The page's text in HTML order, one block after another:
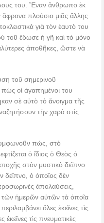
του. Ἕναν ἄνθρωπο ἐκ
ἄφρονα πλούσιο μιᾶς ἄλλης
γιὰ τὸν ἑαυτὸ του
τοῦ ἔδωσε ἡ γῆ καὶ τὸ μόνο
ἀποθῆκες, ὥστε νὰ
τοῦ σημερινοῦ
οἱ ἀγαπημένοι του
σὲ αὐτὸ τὸ ἄνοιγμα τῆς
τὴν χαρὰ στὶς
πώς, στὸ
ὁ ἴδιος ὁ Θεὸς ὁ
στὸν μυστικὸ δεῖπνο
δεῖπνο, ὁ ὁποῖος δὲν
ἀπολαύσεις,
ἡμερῶν αὐτῶν τὰ ὁποῖα
ὅλες ἐκεῖνες τὶς
τὶς πνευματικὲς